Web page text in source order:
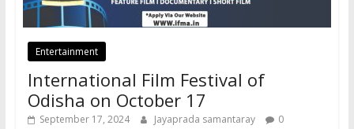
Entertainment
International Film Festival of
Odisha on October 17
September 17, 2024 Jayaprada samantaray 0